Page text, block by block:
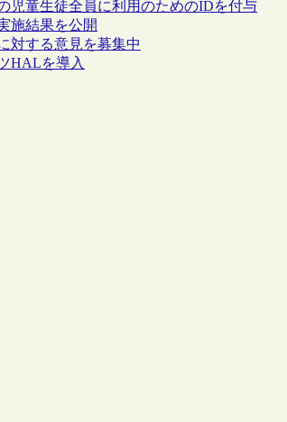
児童生徒全員に利用のためのIDを付与
施結果を公開
対する意見を募集中
HALを導入